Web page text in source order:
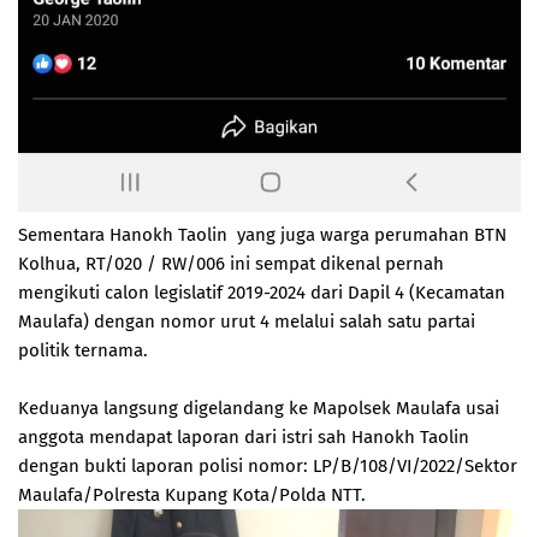
Sementara Hanokh Taolin yang juga warga perumahan BTN
Kolhua, RT/020 / RW/006 ini sempat dikenal pernah
mengikuti calon legislatif 2019-2024 dari Dapil 4 (Kecamatan
Maulafa) dengan nomor urut 4 melalui salah satu partai
politik ternama.
Keduanya langsung digelandang ke Mapolsek Maulafa usai
anggota mendapat laporan dari istri sah Hanokh Taolin
dengan bukti laporan polisi nomor: LP/B/108/VI/2022/Sektor
Maulafa/Polresta Kupang Kota/Polda NTT.